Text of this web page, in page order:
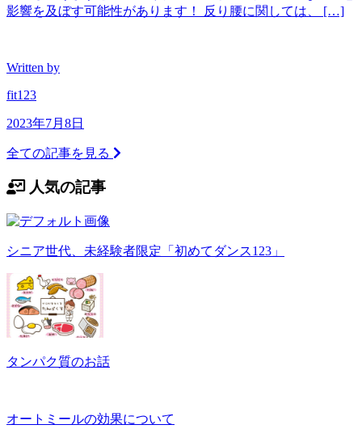
影響を及ぼす可能性があります！ 反り腰に関しては、 […]
Written by
fit123
2023年7月8日
全ての記事を見る
人気の記事
シニア世代、未経験者限定「初めてダンス123」
タンパク質のお話
オートミールの効果について